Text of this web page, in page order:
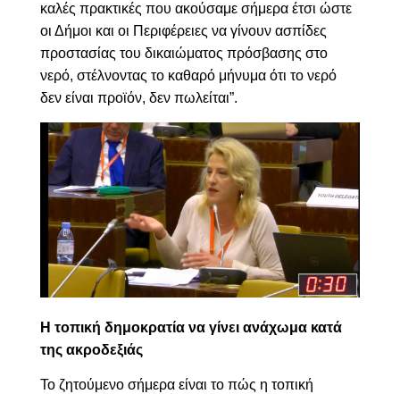
καλές πρακτικές που ακούσαμε σήμερα έτσι ώστε
οι Δήμοι και οι Περιφέρειες να γίνουν ασπίδες
προστασίας του δικαιώματος πρόσβασης στο
νερό, στέλνοντας το καθαρό μήνυμα ότι το νερό
δεν είναι προϊόν, δεν πωλείται”.
Η τοπική δημοκρατία να γίνει ανάχωμα κατά
της ακροδεξιάς
Το ζητούμενο σήμερα είναι το πώς η τοπική